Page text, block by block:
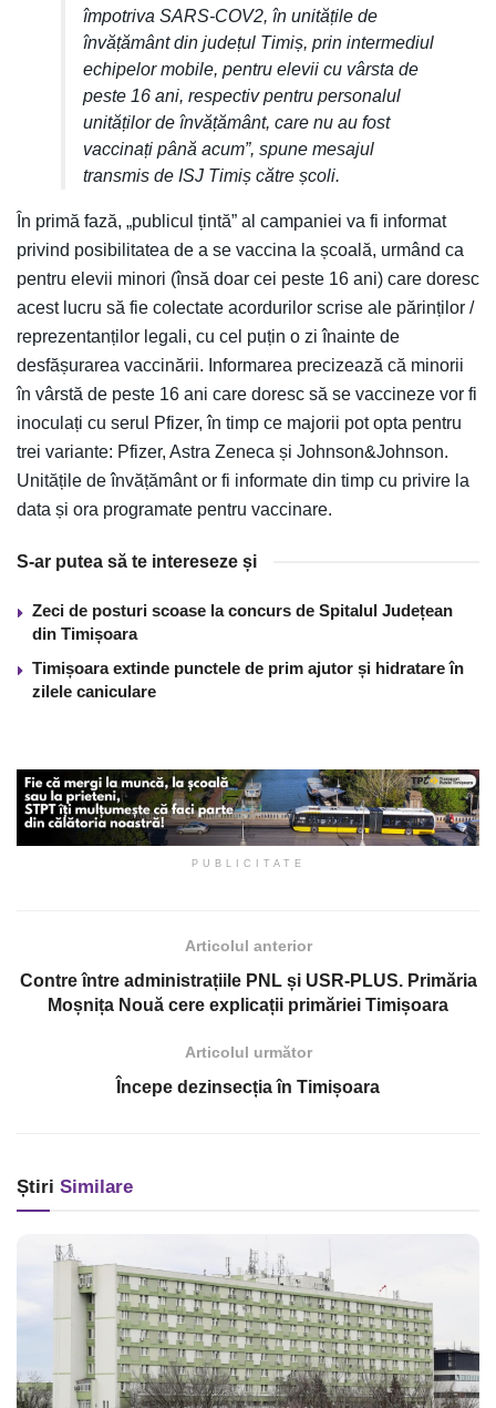
împotriva SARS-COV2, în unitățile de
învățământ din județul Timiș, prin intermediul
echipelor mobile, pentru elevii cu vârsta de
peste 16 ani, respectiv pentru personalul
unităților de învățământ, care nu au fost
vaccinați până acum”, spune mesajul
transmis de ISJ Timiș către școli.
În primă fază, „publicul țintă” al campaniei va fi informat
privind posibilitatea de a se vaccina la școală, urmând ca
pentru elevii minori (însă doar cei peste 16 ani) care doresc
acest lucru să fie colectate acordurilor scrise ale părinților /
reprezentanților legali, cu cel puțin o zi înainte de
desfășurarea vaccinării. Informarea precizează că minorii
în vârstă de peste 16 ani care doresc să se vaccineze vor fi
inoculați cu serul Pfizer, în timp ce majorii pot opta pentru
trei variante: Pfizer, Astra Zeneca și Johnson&Johnson.
Unitățile de învățământ or fi informate din timp cu privire la
data și ora programate pentru vaccinare.
S-ar putea să te intereseze și
Zeci de posturi scoase la concurs de Spitalul Județean
din Timișoara
Timișoara extinde punctele de prim ajutor și hidratare în
zilele caniculare
PUBLICITATE
Articolul anterior
Contre între administrațiile PNL și USR-PLUS. Primăria
Moșnița Nouă cere explicații primăriei Timișoara
Articolul următor
Începe dezinsecția în Timișoara
Știri Similare